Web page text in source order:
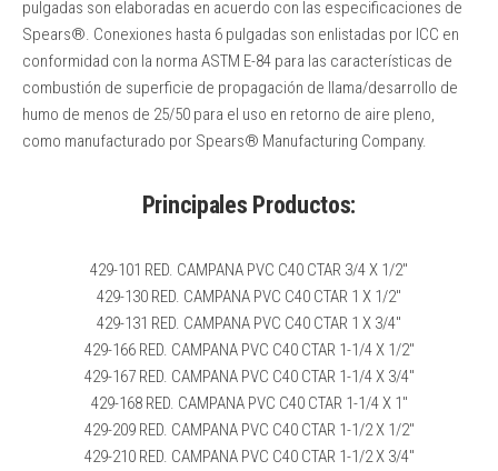
pulgadas son elaboradas en acuerdo con las especificaciones de
Spears®. Conexiones hasta 6 pulgadas son enlistadas por ICC en
conformidad con la norma ASTM E-84 para las características de
combustión de superficie de propagación de llama/desarrollo de
humo de menos de 25/50 para el uso en retorno de aire pleno,
como manufacturado por Spears® Manufacturing Company.
Principales Productos:
429-101 RED. CAMPANA PVC C40 CTAR 3/4 X 1/2″
429-130 RED. CAMPANA PVC C40 CTAR 1 X 1/2″
429-131 RED. CAMPANA PVC C40 CTAR 1 X 3/4″
429-166 RED. CAMPANA PVC C40 CTAR 1-1/4 X 1/2″
429-167 RED. CAMPANA PVC C40 CTAR 1-1/4 X 3/4″
429-168 RED. CAMPANA PVC C40 CTAR 1-1/4 X 1″
429-209 RED. CAMPANA PVC C40 CTAR 1-1/2 X 1/2″
429-210 RED. CAMPANA PVC C40 CTAR 1-1/2 X 3/4″